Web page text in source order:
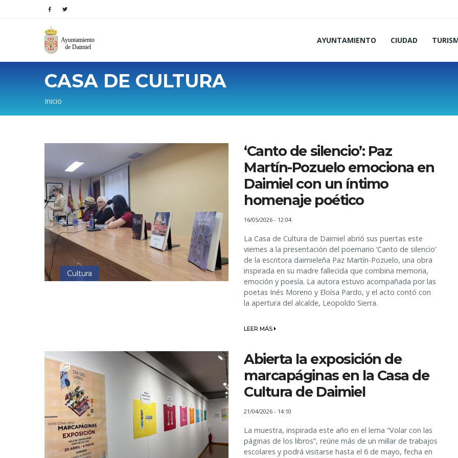
AYUNTAMIENTO CIUDAD
CASA DE CULTURA
Sobrescribir
de
ayuda
a
la
navegación
Inicio
Cultura
‘Canto de silencio’: Paz
Martín-Pozuelo emociona en
Daimiel con un íntimo
homenaje poético
16/05/2026 - 12:04
La Casa de Cultura de Daimiel abrió sus puertas este
viernes a la presentación del poemario ‘Canto de silencio’
de la escritora daimieleña Paz Martín-Pozuelo, una obra
inspirada en su madre fallecida que combina memoria,
emoción y poesía. La autora estuvo acompañada por las
poetas Inés Moreno y Eloísa Pardo, y el acto contó con
la apertura del alcalde, Leopoldo Sierra.
LEER MÁS
Abierta la exposición de
marcapáginas en la Casa de
Cultura de Daimiel
21/04/2026 - 14:10
La muestra, inspirada este año en el lema “Volar con las
páginas de los libros”, reúne más de un millar de trabajos
escolares y podrá visitarse hasta el 6 de mayo, fecha en